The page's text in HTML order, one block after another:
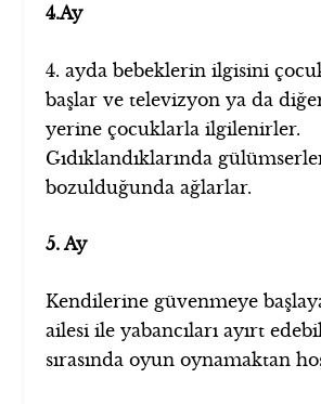
4.Ay
4. ayda bebeklerin ilgisini
başlar ve televizyon ya da
yerine çocuklarla ilgilenirler.
Gıdıklandıklarında
bozulduğunda ağlarlar.
5. Ay
Kendilerine güvenmeye
ailesi ile yabancıları ayırt
sırasında oyun oynamaktan